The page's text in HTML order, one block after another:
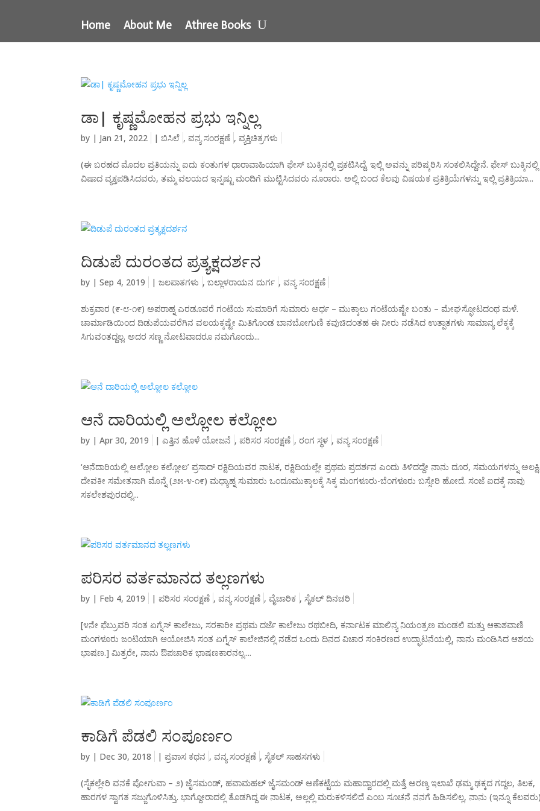
Home About Me Athree Books
ಡಾ| ಕೃಷ್ಣಮೋಹನ ಪ್ರಭು ಇನ್ನಿಲ್ಲ
by | Jan 21, 2022 |ಬಿಸಿಲೆ ,ವನ್ಯ ಸಂರಕ್ಷಣೆ ,ವ್ಯಕ್ತಿಚಿತ್ರಗಳು
(ಈ ಬರಹದ ಮೊದಲ ಪ್ರತಿಯನ್ನು ಐದು ಕಂತುಗಳ ಧಾರಾವಾಹಿಯಾಗಿ ಫೇಸ್ ಬುಕ್ಕಿನಲ್ಲಿ ಪ್ರಕಟಿಸಿದ್ದೆ. ಇಲ್ಲಿ ಅವನ್ನು ಪರಿಷ್ಕರಿಸಿ ಸಂಕಲಿಸಿದ್ದೇನೆ. ಫೇಸ್ ಬುಕ್ಕಿನಲ್ಲಿ
ವಿಷಾದ ವ್ಯಕ್ತಪಡಿಸಿದವರು, ತಮ್ಮ ವಲಯದ ಇನ್ನಷ್ಟು ಮಂದಿಗೆ ಮುಟ್ಟಿಸಿದವರು ನೂರಾರು. ಅಲ್ಲಿ ಬಂದ ಕೆಲವು ವಿಷಯಕ ಪ್ರತಿಕ್ರಿಯೆಗಳನ್ನು ಇಲ್ಲಿ ಪ್ರತಿಕ್ರಿಯಾ...
ದಿಡುಪೆ ದುರಂತದ ಪ್ರತ್ಯಕ್ಷದರ್ಶನ
by |Sep 4, 2019 |ಜಲಪಾತಗಳು ,ಬಲ್ಲಾಳರಾಯನ ದುರ್ಗ ,ವನ್ಯ ಸಂರಕ್ಷಣೆ
ಶುಕ್ರವಾರ (೯-೮-೧೯) ಅಪರಾಹ್ನ ಎರಡೂವರೆ ಗಂಟೆಯ ಸುಮಾರಿಗೆ ಸುಮಾರು ಅರ್ಧ – ಮುಕ್ಕಾಲು ಗಂಟೆಯಷ್ಟೇ ಬಂತು – ಮೇಘಸ್ಫೋಟದಂಥ ಮಳೆ.
ಚಾರ್ಮಾಡಿಯಿಂದ ದಿಡುಪೆಯವರೆಗಿನ ವಲಯಕ್ಕಷ್ಟೇ ಮಿತಿಗೊಂಡ ಬಾನಬೋಗುಣಿ ಕವುಚಿದಂತಹ ಈ ನೀರು ನಡೆಸಿದ ಉತ್ಪಾತಗಳು ಸಾಮಾನ್ಯ ಲೆಕ್ಕಕ್ಕೆ
ಸಿಗುವಂತದ್ದಲ್ಲ. ಅದರ ಸಣ್ಣ ನೋಟವಾದರೂ ನಮಗೊಂದು...
ಆನೆ ದಾರಿಯಲ್ಲಿ ಅಲ್ಲೋಲ ಕಲ್ಲೋಲ
by |Apr 30, 2019 |ಎತ್ತಿನ ಹೊಳೆ ಯೋಜನೆ ,ಪರಿಸರ ಸಂರಕ್ಷಣೆ ,ರಂಗ ಸ್ಥಳ ,ವನ್ಯ ಸಂರಕ್ಷಣೆ
‘ಆನೆದಾರಿಯಲ್ಲಿ ಅಲ್ಲೋಲ ಕಲ್ಲೋಲ’ ಪ್ರಸಾದ್ ರಕ್ಷಿದಿಯವರ ನಾಟಕ, ರಕ್ಷಿದಿಯಲ್ಲೇ ಪ್ರಥಮ ಪ್ರದರ್ಶನ ಎಂದು ತಿಳಿದದ್ದೇ ನಾನು ದೂರ, ಸಮಯಗಳನ್ನು
ದೇವಕೀ ಸಮೇತನಾಗಿ ಮೊನ್ನೆ (೨೫-೪-೧೯) ಮಧ್ಯಾಹ್ನ ಸುಮಾರು ಒಂದೂಮುಕ್ಕಾಲಕ್ಕೆ ಸಿಕ್ಕ ಮಂಗಳೂರು-ಬೆಂಗಳೂರು ಬಸ್ಸೇರಿ ಹೋದೆ. ಸಂಜೆ ಐದಕ್ಕೆ ನಾವು
ಸಕಲೇಶಪುರದಲ್ಲಿ...
ಪರಿಸರ ವರ್ತಮಾನದ ತಲ್ಲಣಗಳು
by | Feb 4, 2019 |ಪರಿಸರ ಸಂರಕ್ಷಣೆ ,ವನ್ಯ ಸಂರಕ್ಷಣೆ ,ವೈಚಾರಿಕ ,ಸೈಕಲ್ ದಿನಚರಿ
[೪ನೇ ಫೆಬ್ರುವರಿ ಸಂತ ಏಗ್ನೆಸ್ ಕಾಲೇಜು, ಸರಕಾರೀ ಪ್ರಥಮ ದರ್ಜೆ ಕಾಲೇಜು ರಥಬೀದಿ, ಕರ್ನಾಟಕ ಮಾಲಿನ್ಯ ನಿಯಂತ್ರಣ ಮಂಡಲಿ ಮತ್ತು ಆಕಾಶವಾಣಿ
ಮಂಗಳೂರು ಜಂಟಿಯಾಗಿ ಆಯೋಜಿಸಿ ಸಂತ ಏಗ್ನೆಸ್ ಕಾಲೇಜಿನಲ್ಲಿ ನಡೆದ ಒಂದು ದಿನದ ವಿಚಾರ ಸಂಕಿರಣದ ಉದ್ಘಾಟನೆಯಲ್ಲಿ, ನಾನು ಮಂಡಿಸಿದ ಆಶಯ
ಭಾಷಣ.] ಮಿತ್ರರೇ, ನಾನು ಔಪಚಾರಿಕ ಭಾಷಣಕಾರನಲ್ಲ....
ಕಾಡಿಗೆ ಪೆಡಲಿ ಸಂಪೂರ್ಣಂ
by | Dec 30, 2018 |ಪ್ರವಾಸ ಕಥನ ,ವನ್ಯ ಸಂರಕ್ಷಣೆ ,ಸೈಕಲ್ ಸಾಹಸಗಳು
(ಸೈಕಲ್ಲೇರಿ ವನಕೆ ಪೋಗುವಾ – ೨) ಜೈಸಮಂಡ್, ಹವಾಮಹಲ್ ಜೈಸಮಂಡ್ ಅಣೆಕಟ್ಟೆಯ ಮಹಾದ್ವಾರದಲ್ಲಿ ಮತ್ತೆ ಅರಣ್ಯ ಇಲಾಖೆ ಢಮ್ಮ ಢಕ್ಕದ ಗದ್ದಲ, ತಿಲಕ,
ಹಾರಗಳ ಸ್ವಾಗತ ಸಜ್ಜುಗೊಳಿಸಿತ್ತು. ಭಾಗ್ದೋರಾದಲ್ಲಿ ತೊಡಗಿದ್ದ ಈ ನಾಟಕ, ಅಲ್ಲಲ್ಲಿ ಮರುಕಳಿಸಲಿದೆ ಎಂಬ ಸೂಚನೆ ನನಗೆ ಹಿಡಿಸಲಿಲ್ಲ, ನಾನು (ಇನ್ನೂ